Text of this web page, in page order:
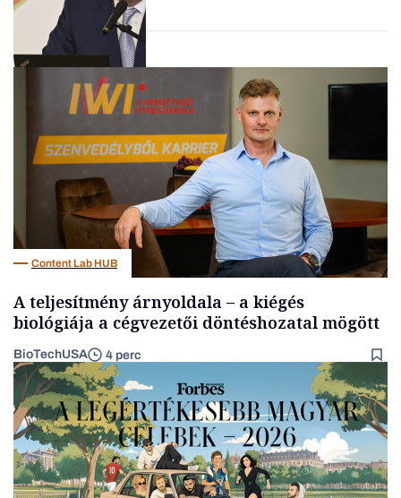
Befektetés
Content Lab HUB
A teljesítmény árnyoldala – a kiégés
biológiája a cégvezetői döntéshozatal mögött
BioTechUSA 4 perc